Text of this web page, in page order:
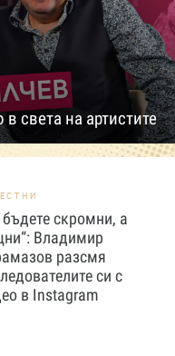
света на артистите
бъдете скромни, а
Владимир
разсмя
си с
в Instagram